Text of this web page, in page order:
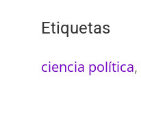
Etiquetas
ciencia política,